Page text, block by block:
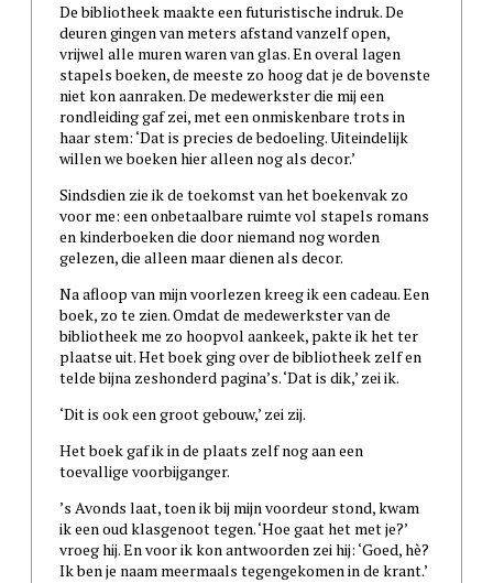
De bibliotheek maakte een futuristische indruk. De
deuren gingen van meters afstand vanzelf open,
vrijwel alle muren waren van glas. En overal lagen
stapels boeken, de meeste zo hoog dat je de bovenste
niet kon aanraken. De medewerkster die mij een
rondleiding gaf zei, met een onmiskenbare trots in
haar stem: ‘Dat is precies de bedoeling. Uiteindelijk
willen we boeken hier alleen nog als decor.’
Sindsdien zie ik de toekomst van het boekenvak zo
voor me: een onbetaalbare ruimte vol stapels romans
en kinderboeken die door niemand nog worden
gelezen, die alleen maar dienen als decor.
Na afloop van mijn voorlezen kreeg ik een cadeau. Een
boek, zo te zien. Omdat de medewerkster van de
bibliotheek me zo hoopvol aankeek, pakte ik het ter
plaatse uit. Het boek ging over de bibliotheek zelf en
telde bijna zeshonderd pagina’s. ‘Dat is dik,’ zei ik.
‘Dit is ook een groot gebouw,’ zei zij.
Het boek gaf ik in de plaats zelf nog aan een
toevallige voorbijganger.
’s Avonds laat, toen ik bij mijn voordeur stond, kwam
ik een oud klasgenoot tegen. ‘Hoe gaat het met je?’
vroeg hij. En voor ik kon antwoorden zei hij: ‘Goed, hè?
Ik ben je naam meermaals tegengekomen in de krant.’